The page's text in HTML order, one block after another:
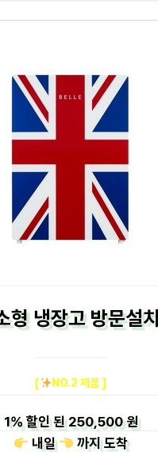
형 냉장고 방문설
[ NO.2 제품 ]
1%할인 된250,500 원
내일
까지도착